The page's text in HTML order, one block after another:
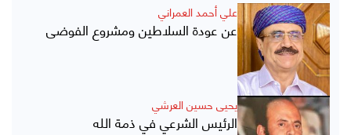
علي أحمد العمراني
عن عودة السلاطين ومشروع الفوضى
يحيى حسين العرشي
الرئيس الشرعي في ذمة الله